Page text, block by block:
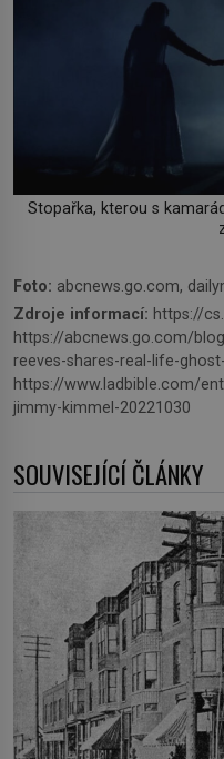
Stopařka, kterou s
Foto: abcnews.go.com,
Zdroje informací: https://
https://abcnews.go.com/
reeves-shares-real-life-
https://www.ladbible.com/
jimmy-kimmel-20221030
SOUVISEJÍCÍ ČLÁNKY